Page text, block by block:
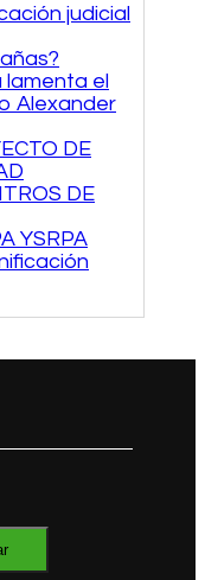
judicial
lamenta el
Alexander
DE
DE
YSRPA